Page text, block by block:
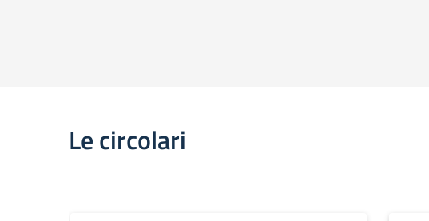
Le circolari